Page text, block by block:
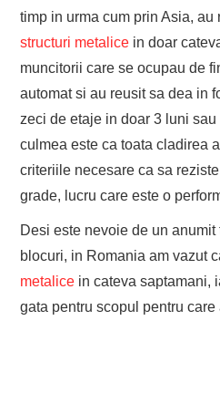
timp in urma cum prin Asia,
structuri metalice in doar
muncitorii care se ocupau de
automat si au reusit sa dea in
zeci de etaje in doar 3 luni
culmea este ca toata cladirea
criteriile necesare ca sa
grade, lucru care este o
Desi este nevoie de un
blocuri, in Romania am vazut
metalice in cateva saptamani,
gata pentru scopul pentru care